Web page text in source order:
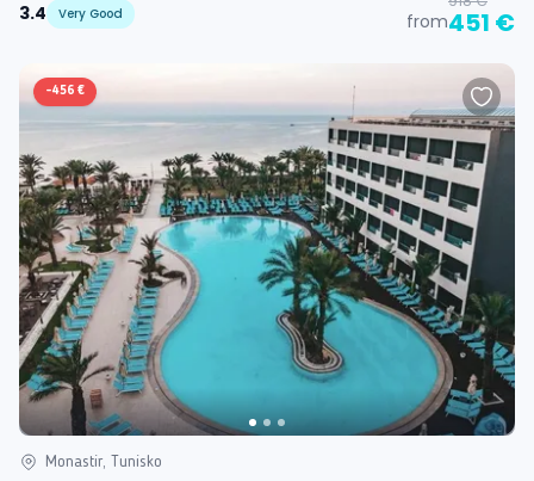
3.4 Very Good from451 €
-456 €
Monastir, Tunisko